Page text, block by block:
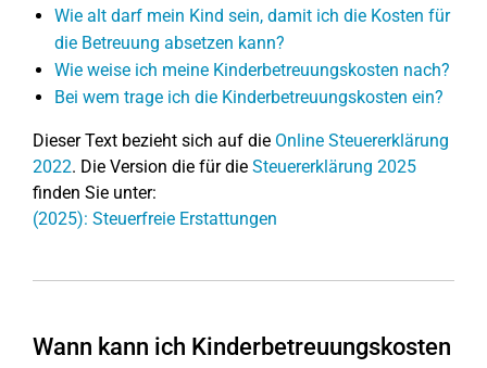
Wie alt darf mein Kind sein, damit ich die Kosten für
die Betreuung absetzen kann?
Wie weise ich meine Kinderbetreuungskosten nach?
Bei wem trage ich die Kinderbetreuungskosten ein?
Dieser Text bezieht sich auf die Online Steuererklärung
2022. Die Version die für die Steuererklärung 2025
finden Sie unter:
(2025): Steuerfreie Erstattungen
Wann kann ich Kinderbetreuungskosten